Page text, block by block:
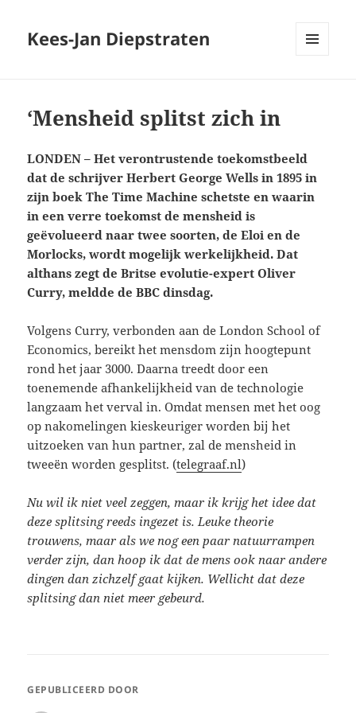
Kees-Jan Diepstraten
‘Mensheid splitst zich in
LONDEN – Het verontrustende toekomstbeeld
dat de schrijver Herbert George Wells in 1895 in
zijn boek The Time Machine schetste en waarin
in een verre toekomst de mensheid is
geëvolueerd naar twee soorten, de Eloi en de
Morlocks, wordt mogelijk werkelijkheid. Dat
althans zegt de Britse evolutie-expert Oliver
Curry, meldde de BBC dinsdag.
Volgens Curry, verbonden aan de London School of
Economics, bereikt het mensdom zijn hoogtepunt
rond het jaar 3000. Daarna treedt door een
toenemende afhankelijkheid van de technologie
langzaam het verval in. Omdat mensen met het oog
op nakomelingen kieskeuriger worden bij het
uitzoeken van hun partner, zal de mensheid in
tweeën worden gesplitst. (telegraaf.nl)
Nu wil ik niet veel zeggen, maar ik krijg het idee dat
deze splitsing reeds ingezet is. Leuke theorie
trouwens, maar als we nog een paar natuurrampen
verder zijn, dan hoop ik dat de mens ook naar andere
dingen dan zichzelf gaat kijken. Wellicht dat deze
splitsing dan niet meer gebeurd.
GEPUBLICEERD DOOR